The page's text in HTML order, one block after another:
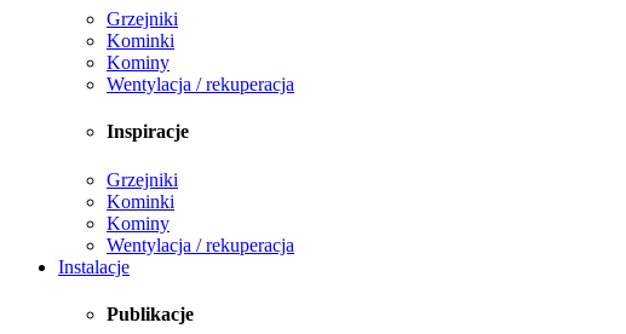
Grzejniki
Kominki
Kominy
Wentylacja / rekuperacja
Inspiracje
Grzejniki
Kominki
Kominy
Wentylacja / rekuperacja
Instalacje
Publikacje